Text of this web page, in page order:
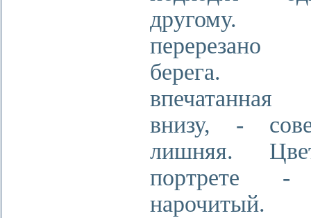
другому.
перерезано
берега.
впечатанная
внизу, -
лишняя.
портрете -
нарочитый.